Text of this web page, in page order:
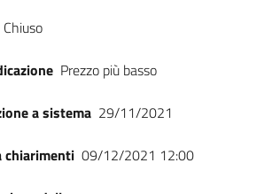
Chiuso
Prezzo più basso
a sistema 29/11/2021
chiarimenti 09/12/2021 12:00